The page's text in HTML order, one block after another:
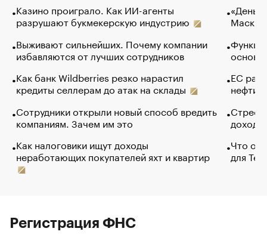
Казино проиграло. Как ИИ-агенты
разрушают букмекерскую индустрию
Выживают сильнейших. Почему компании
избавляются от лучших сотрудников
Как банк Wildberries резко нарастил
кредиты селлерам до атак на склады
Сотрудники открыли новый способ вредить
компаниям. Зачем им это
Как налоговики ищут доходы
неработающих покупателей яхт и квартир
Маск в
основ
ЕС
нефти
Что
для
Регистрация ФНС